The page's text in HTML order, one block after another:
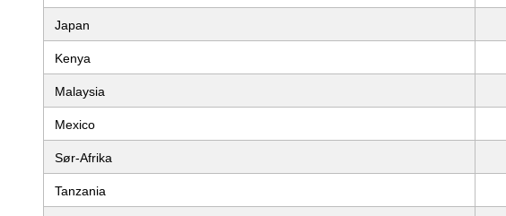
Japan
Kenya
Malaysia
Mexico
Sør-Afrika
Tanzania